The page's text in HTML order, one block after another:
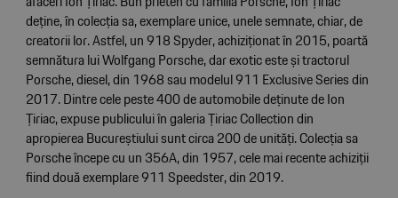
deține, în colecția sa, exemplare unice, unele semnate, chiar, de
creatorii lor. Astfel, un 918 Spyder, achiziționat în 2015, poartă
semnătura lui Wolfgang Porsche, dar exotic este și tractorul
Porsche, diesel, din 1968 sau modelul 911 Exclusive Series din
2017. Dintre cele peste 400 de automobile deținute de Ion
Țiriac, expuse publicului în galeria Țiriac Collection din
apropierea Bucureștiului sunt circa 200 de unități. Colecția sa
Porsche începe cu un 356A, din 1957, cele mai recente achiziții
fiind două exemplare 911 Speedster, din 2019.